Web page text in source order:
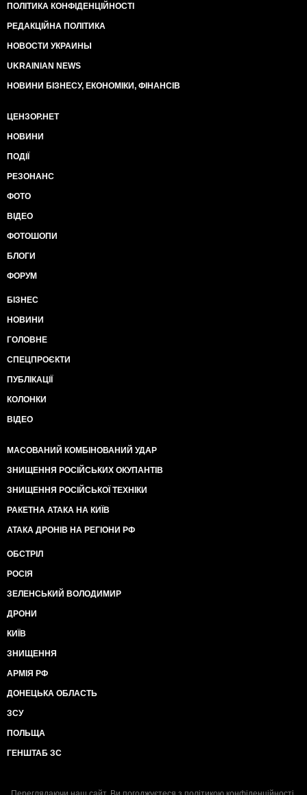
ПОЛІТИКА КОНФІДЕНЦІЙНОСТІ
РЕДАКЦІЙНА ПОЛІТИКА
НОВОСТИ УКРАИНЫ
UKRAINIAN NEWS
НОВИНИ БІЗНЕСУ, ЕКОНОМІКИ, ФІНАНСІВ
ЦЕНЗОР.НЕТ
НОВИНИ
ПОДІЇ
РЕЗОНАНС
ФОТО
ВІДЕО
ФОТОШОПИ
БЛОГИ
ФОРУМ
БІЗНЕС
НОВИНИ
ГОЛОВНЕ
СПЕЦПРОЄКТИ
ПУБЛІКАЦІЇ
КОЛОНКИ
ВІДЕО
МАСОВАНИЙ КОМБІНОВАНИЙ УДАР
ЗНИЩЕННЯ РОСІЙСЬКИХ ОКУПАНТІВ
ЗНИЩЕННЯ РОСІЙСЬКОЇ ТЕХНІКИ
РАКЕТНА АТАКА НА КИЇВ
АТАКА ДРОНІВ НА РЕГІОНИ РФ
ОБСТРІЛ
РОСІЯ
ЗЕЛЕНСЬКИЙ ВОЛОДИМИР
ДРОНИ
КИЇВ
ЗНИЩЕННЯ
АРМІЯ РФ
ДОНЕЦЬКА ОБЛАСТЬ
ЗСУ
ПОЛЬЩА
ГЕНШТАБ ЗС